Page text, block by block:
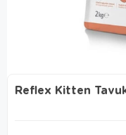
Reflex Kitten